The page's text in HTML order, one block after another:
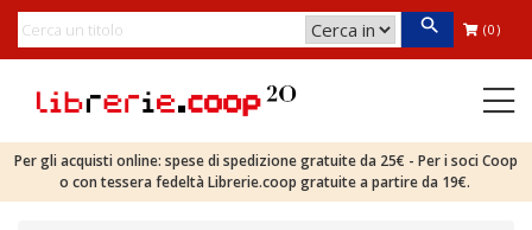
(0)
Per gli acquisti online: spese di spedizione gratuite da 25€ - Per i soci Coop
o con tessera fedeltà Librerie.coop gratuite a partire da 19€.